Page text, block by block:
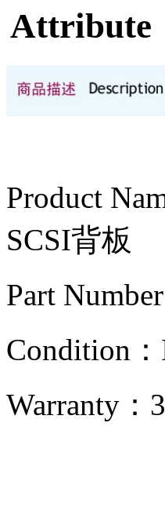
Attribute
Product
SCSI背板
Part
Condition：
Warranty：